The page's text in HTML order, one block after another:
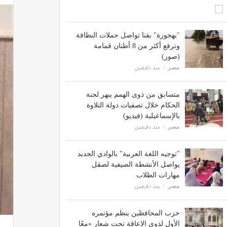
"بهجورة" بقنا تواصل حملات النظافة
وترفع أكثر من 8 أطنان قمامة
(صور)
مصر منذ دقيقتين
متسابق من ذوى الهمم يبهر لجنة
الحكام خلال تصفيات دولة التلاوة
بالإسماعيلية (فيديو)
مصر منذ دقيقتين
"توجيه اللغة العربية" بالوادي الجديد
يواصل الأنشطة الصيفية لصقل
مهارات الطلاب
مصر منذ دقيقتين
حزب المحافظين ينظم مؤتمره
الأول لذوي الإعاقة تحت شعار «معًا